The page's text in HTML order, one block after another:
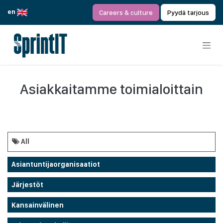
en
Careers & culture Pyydä tarjous
Asiakkaitamme toimialoittain
All
Asiantuntijaorganisaatiot
Järjestöt
Kansainvälinen